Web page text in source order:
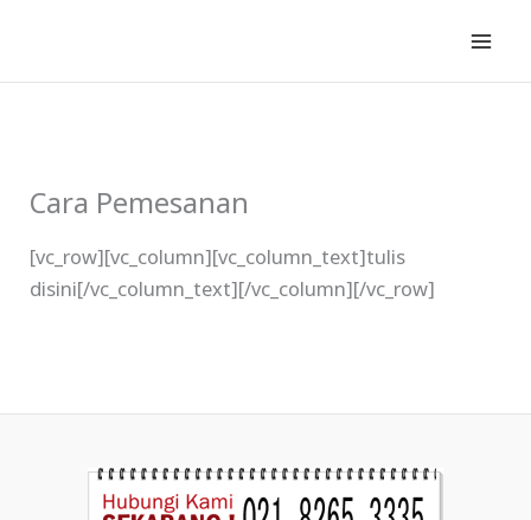
konten
Cara Pemesanan
[vc_row][vc_column][vc_column_text]tulis
disini[/vc_column_text][/vc_column][/vc_row]